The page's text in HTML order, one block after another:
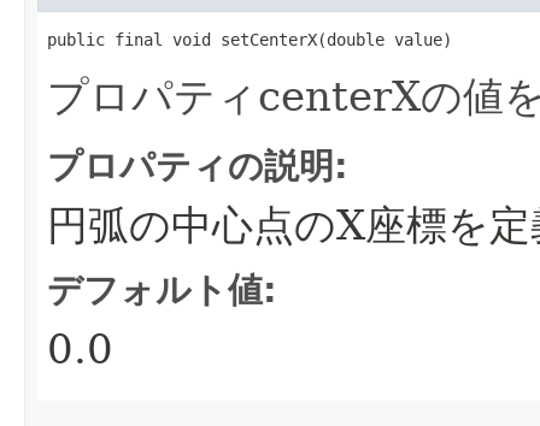
public final void setCenterX​(double value)
プロパティcenterXの値
プロパティの説明:
円弧の中心点のX座標を
デフォルト値:
0.0